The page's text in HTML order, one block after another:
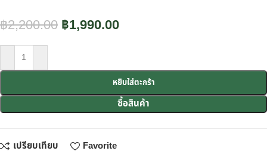
฿2,200.00 ฿1,990.00
หยิบใส่ตะกร้า
ซื้อสินค้า
เปรียบเทียบ
Favorite